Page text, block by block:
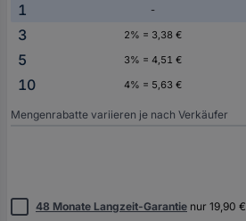
1 -
3
2% = 3,38 €
5
3% = 4,51 €
10
4% = 5,63 €
Mengenrabatte variieren je nach Verkäufer
48 Monate Langzeit-Garantie nur 19,90 €